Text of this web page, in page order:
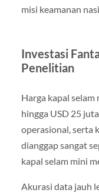
misi keamanan
Investasi
Penelitian
Harga kapal
hingga USD 25
operasional, serta
dianggap sangat
kapal selam mini
Akurasi data jauh